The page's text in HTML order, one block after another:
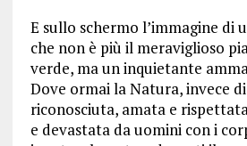
E sullo schermo l’immagine di
che non è più il meraviglioso
verde, ma un inquietante
Dove ormai la Natura, invece di
riconosciuta, amata e
e devastata da uomini con i